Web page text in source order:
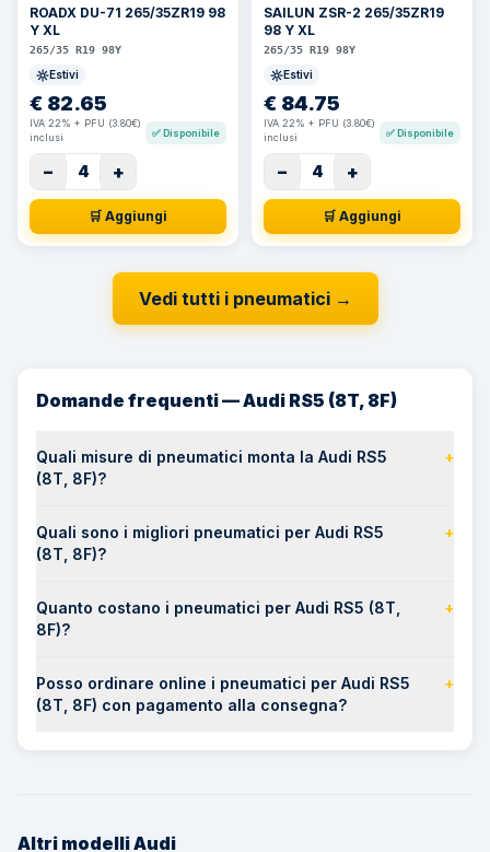
ROADX DU-71 265/35ZR19 98
Y XL
265/35 R19 98Y
Estivi
€ 82.65
IVA 22% + PFU (3.80€)
inclusi
✅Disponibile
− 4 +
🛒 Aggiungi
SAILUN ZSR-2 265/35ZR19
98 Y XL
265/35 R19 98Y
Estivi
€ 84.75
IVA 22% + PFU (3.80€)
inclusi
✅Disponibile
− 4 +
🛒 Aggiungi
Vedi tutti i pneumatici→
Domande frequenti — Audi RS5 (8T, 8F)
Quali misure di pneumatici monta la Audi RS5
(8T, 8F)?
+
Quali sono i migliori pneumatici per Audi RS5
(8T, 8F)?
+
Quanto costano i pneumatici per Audi RS5 (8T,
8F)?
+
Posso ordinare online i pneumatici per Audi RS5
(8T, 8F) con pagamento alla consegna?
+
Altri modelliAudi